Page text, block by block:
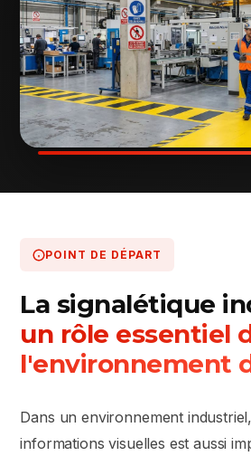
POINT DE DÉPART
La signalétique
un rôle essentiel
l'environnement
Dans un environnement
informations visuelles est aussi